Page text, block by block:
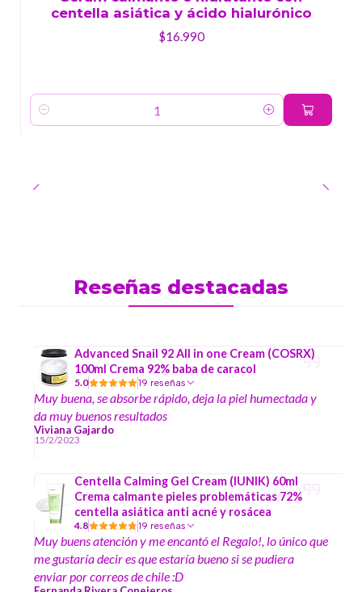
centella asiática y ácido hialurónico
$16.990
Cantidad
Reseñas destacadas
Advanced Snail 92 All in one Cream (COSRX)
100ml Crema 92% baba de caracol
5.0 19 reseñas
Muy buena, se absorbe rápido, deja la piel humectada y
da muy buenos resultados
Viviana Gajardo
15/2/2023
Centella Calming Gel Cream (IUNIK) 60ml
Crema calmante pieles problemáticas 72%
centella asiática anti acné y rosácea
4.8 19 reseñas
Muy buens atención y me encantó el Regalo!, lo único que
me gustaría decir es que estaría bueno si se pudiera
enviar por correos de chile :D